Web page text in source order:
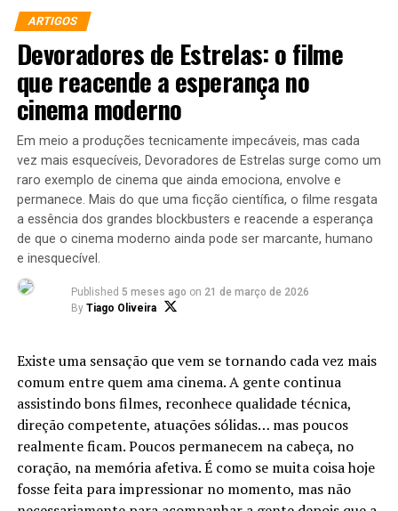
Com o retorno de Foxx, os fãs estão se perguntando se
Tobey Maguire e Andrew Garfield também repetirão
seus papéis como o Homem-Aranha na sequencia. É
importante notar queHomem-Aranha 3já tem uma
conexão com o filme de Sam Raimi: o atorJ.K. Simmons
Estamos falando de um reencontro emocional com uma
geração inteira.
A campanha de marketing que entendeu o coração
dos fãs
A Sony Pictures Brasil merece aplausos de pé.
Enquanto muitos estúdios tentam vender nostalgia
apenas como estratégia comercial, a campanha
brasileira de “Mestres do Universo” fez algo diferente:
ela entendeu o sentimento por trás da nostalgia.
No dia 25 de maio, os protagonistas Nicholas Galitzine
(He-Man) e Camila Mendes (Teela), ao lado do diretor
Travis Knight, desembarcaram em São Paulo para uma
anos. A Avenida Paulista foi transformada em uma
extensão de Eternia, com projeções gigantescas, eventos
para fãs, concursos de cosplay e uma celebração que
entrou para a história da cultura pop brasileira.
Mas o momento que arrepiou a espinha de quem cresceu
nos anos 80 foi outro.
ARTIGOS
Devoradores de Estrelas: o filme
que reacende a esperança no
cinema moderno
Em meio a produções tecnicamente impecáveis, mas cada
vez mais esquecíveis, Devoradores de Estrelas surge como um
raro exemplo de cinema que ainda emociona, envolve e
permanece. Mais do que uma ficção científica, o filme resgata
a essência dos grandes blockbusters e reacende a esperança
de que o cinema moderno ainda pode ser marcante, humano
e inesquecível.
Published 5 meses ago on 21 de março de 2026
By Tiago Oliveira
Existe uma sensação que vem se tornando cada vez mais
comum entre quem ama cinema. A gente continua
assistindo bons filmes, reconhece qualidade técnica,
direção competente, atuações sólidas… mas poucos
realmente ficam. Poucos permanecem na cabeça, no
coração, na memória afetiva. É como se muita coisa hoje
fosse feita para impressionar no momento, mas não